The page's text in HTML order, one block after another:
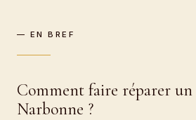
— EN BREF
Comment faire réparer un
Narbonne ?